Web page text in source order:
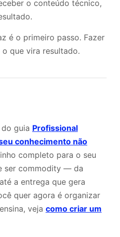
o conteúdo técnico,
é o primeiro passo. Fazer
que vira resultado.
guia Profissional
conhecimento não
completo para o seu
ser commodity — da
a entrega que gera
quer agora é organizar
veja como criar um